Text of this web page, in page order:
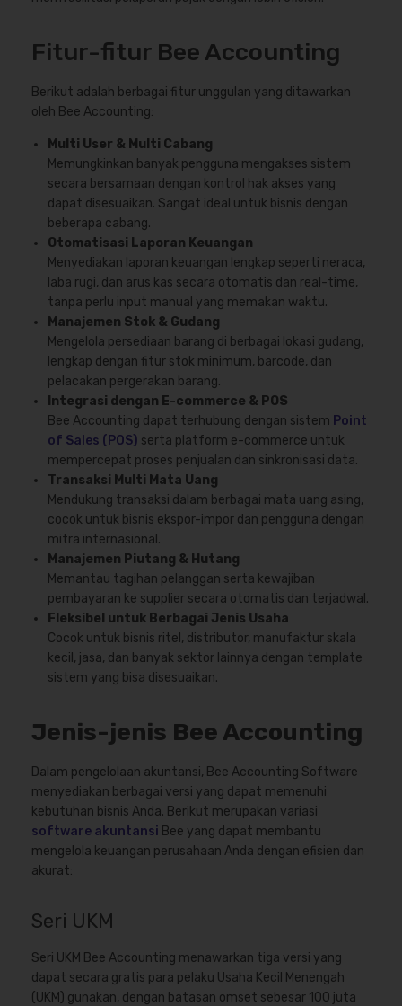
Fitur-fitur Bee Accounting
Berikut adalah berbagai fitur unggulan yang ditawarkan
oleh Bee Accounting:
Multi User & Multi Cabang
Memungkinkan banyak pengguna mengakses sistem
secara bersamaan dengan kontrol hak akses yang
dapat disesuaikan. Sangat ideal untuk bisnis dengan
beberapa cabang.
Otomatisasi Laporan Keuangan
Menyediakan laporan keuangan lengkap seperti neraca,
laba rugi, dan arus kas secara otomatis dan real-time,
tanpa perlu input manual yang memakan waktu.
Manajemen Stok & Gudang
Mengelola persediaan barang di berbagai lokasi gudang,
lengkap dengan fitur stok minimum, barcode, dan
pelacakan pergerakan barang.
Integrasi dengan E-commerce & POS
Bee Accounting dapat terhubung dengan sistem Point
of Sales (POS) serta platform e-commerce untuk
mempercepat proses penjualan dan sinkronisasi data.
Transaksi Multi Mata Uang
Mendukung transaksi dalam berbagai mata uang asing,
cocok untuk bisnis ekspor-impor dan pengguna dengan
mitra internasional.
Manajemen Piutang & Hutang
Memantau tagihan pelanggan serta kewajiban
pembayaran ke supplier secara otomatis dan terjadwal.
Fleksibel untuk Berbagai Jenis Usaha
Cocok untuk bisnis ritel, distributor, manufaktur skala
kecil, jasa, dan banyak sektor lainnya dengan template
sistem yang bisa disesuaikan.
Jenis-jenis Bee Accounting
Dalam pengelolaan akuntansi, Bee Accounting Software
menyediakan berbagai versi yang dapat memenuhi
kebutuhan bisnis Anda. Berikut merupakan variasi
software akuntansi Bee yang dapat membantu
mengelola keuangan perusahaan Anda dengan efisien dan
akurat:
Seri UKM
Seri UKM Bee Accounting menawarkan tiga versi yang
dapat secara gratis para pelaku Usaha Kecil Menengah
(UKM) gunakan, dengan batasan omset sebesar 100 juta